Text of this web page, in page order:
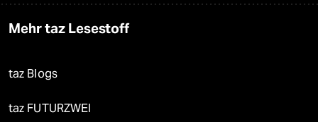
Mehr taz Lesestoff
taz Blogs
taz FUTURZWEI